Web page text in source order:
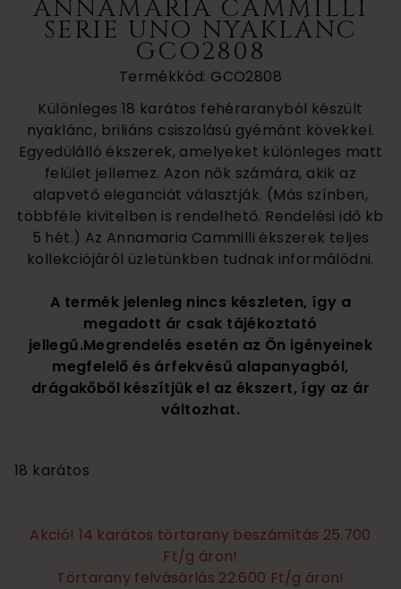
ANNAMARIA CAMMILLI
SERIE UNO NYAKLÁNC
GCO2808
Termékkód: GCO2808
Különleges 18 karátos fehéraranyból készült
nyaklánc, briliáns csiszolású gyémánt kövekkel.
Egyedülálló ékszerek, amelyeket különleges matt
felület jellemez. Azon nők számára, akik az
alapvető eleganciát választják. (Más színben,
többféle kivitelben is rendelhető. Rendelési idő kb
5 hét.) Az Annamaria Cammilli ékszerek teljes
kollekciójáról üzletünkben tudnak informálódni.
A termék jelenleg nincs készleten, így a
megadott ár csak tájékoztató
jellegű.Megrendelés esetén az Ön igényeinek
megfelelő és árfekvésű alapanyagból,
drágakőből készítjük el az ékszert, így az ár
változhat.
18 karátos
Akció! 14 karátos törtarany beszámítás 25.700
Ft/g áron!
Törtarany felvásárlás 22.600 Ft/g áron!